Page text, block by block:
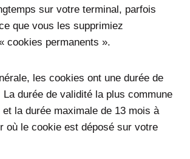
sur votre terminal, parfois
que vous les supprimiez
cookies permanents ».
les cookies ont une durée de
durée de validité la plus commune
la durée maximale de 13 mois à
où le cookie est déposé sur votre